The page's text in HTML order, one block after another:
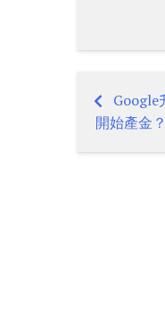
Post
Google
開始產金？